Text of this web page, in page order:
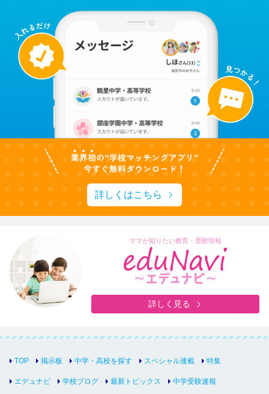
詳しくはこちら
ママが知りたい教育・受験情報
詳しく見る
TOP 掲示板 中学・高校を探す スペシャル連載 特集
エデュナビ 学校ブログ 最新トピックス 中学受験速報